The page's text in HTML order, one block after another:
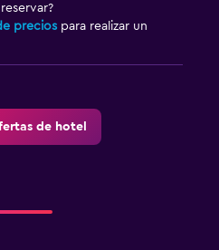
precios para realizar un
de hotel